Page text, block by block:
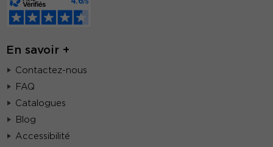
En savoir +
Contactez-nous
FAQ
Catalogues
Blog
Accessibilité